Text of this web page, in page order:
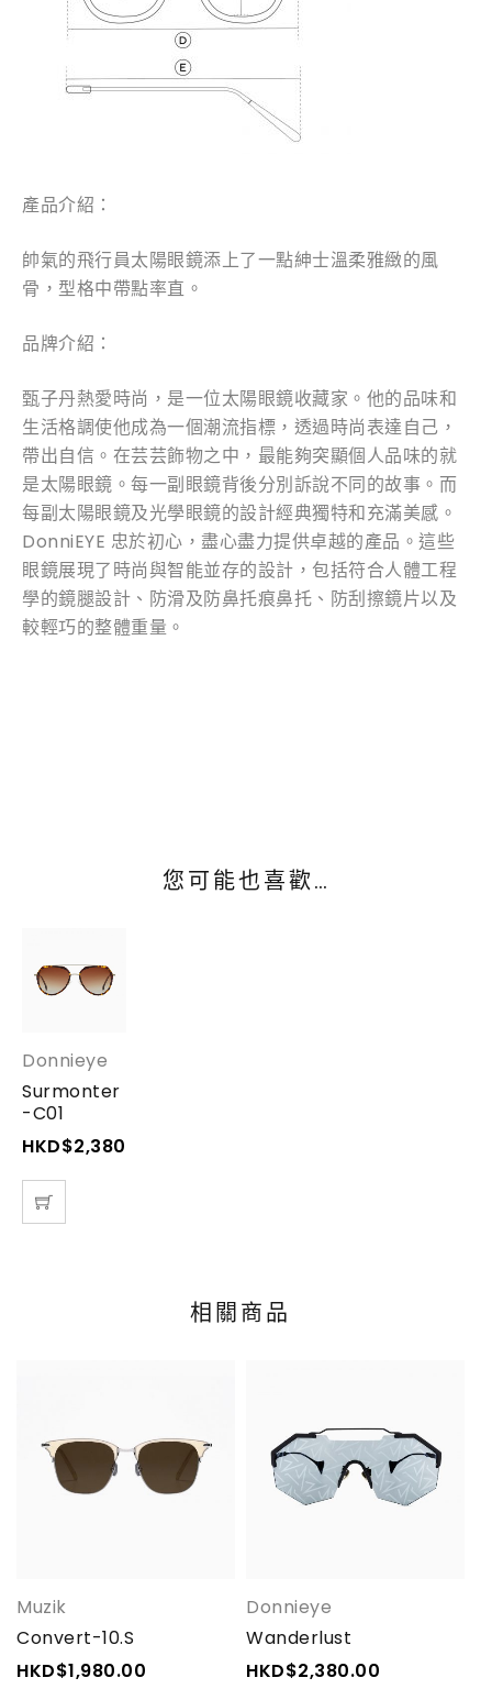
產品介紹：
帥氣的飛行員太陽眼鏡添上了一點紳士溫柔雅緻的風
骨，型格中帶點率直。
品牌介紹：
甄子丹熱愛時尚，是一位太陽眼鏡收藏家。他的品味和
生活格調使他成為一個潮流指標，透過時尚表達自己，
帶出自信。在芸芸飾物之中，最能夠突顯個人品味的就
是太陽眼鏡。每一副眼鏡背後分別訴說不同的故事。而
每副太陽眼鏡及光學眼鏡的設計經典獨特和充滿美感。
DonniEYE 忠於初心，盡心盡力提供卓越的產品。這些
眼鏡展現了時尚與智能並存的設計，包括符合人體工程
學的鏡腿設計、防滑及防鼻托痕鼻托、防刮擦鏡片以及
較輕巧的整體重量。
您可能也喜歡…
Donnieye
Surmonter
-C01
HKD$2,380.00
相關商品
Muzik
Convert-10.S
HKD$1,980.00
Donnieye
Wanderlust
HKD$2,380.00